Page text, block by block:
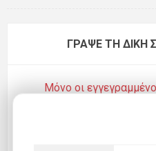
ΓΡΆΨΕ ΤΗ ΔΙΚΉ
Μόνο οι